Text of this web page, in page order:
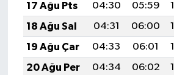
17 Ağu Pts
04:30 05:59
18 Ağu Sal
04:31 06:00
19 Ağu Çar
04:33 06:01
20 Ağu Per
04:34 06:02